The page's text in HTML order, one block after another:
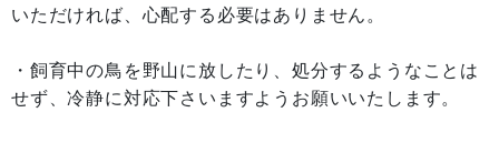
いただければ、心配する必要はありません。
・飼育中の鳥を野山に放したり、処分するようなことは
せず、冷静に対応下さいますようお願いいたします。